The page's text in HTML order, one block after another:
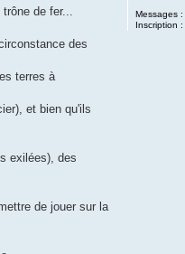
Messages :
Inscription :
de fer...
des
terres à
et bien qu'ils
exilées), des
de jouer sur la